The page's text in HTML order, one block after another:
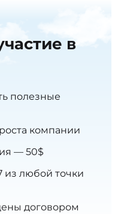
в
полезные
компании
— 50$
из любой точки
договором